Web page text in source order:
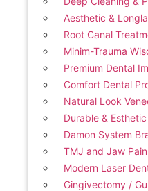
Aesthetic &
Root Canal
Minim-Trauma
Premium Dental
Comfort Dental
Natural Look
Durable &
Damon System
TMJ and Jaw
Modern Laser
Gingivectomy /